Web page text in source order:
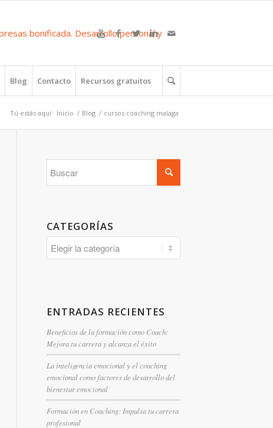
Blog Contacto Recursos gratuitos
Tú estás aquí: Inicio / Blog / cursos coaching malaga
CATEGORÍAS
ENTRADAS RECIENTES
Beneficios de la formación como Coach:
Mejora tu carrera y alcanza el éxito
La inteligencia emocional y el coaching
emocional como factores de desarrollo del
bienestar emocional
Formación en Coaching: Impulsa tu carrera
profesional